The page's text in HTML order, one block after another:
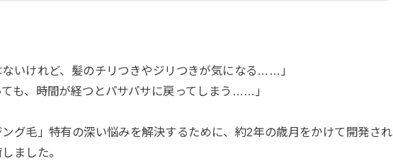
ないけれど、髪のチリつきやジリつきが気になる……」
ても、時間が経つとパサパサに戻ってしまう……」
グ毛」特有の深い悩みを解決するために、約2年の歳月をかけて開発され
ました。